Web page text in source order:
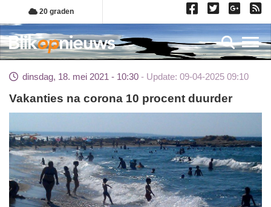
Overslaan
en
naar
de
gaan
20 graden
dinsdag, 18. mei 2021 - 10:30 Update: 09-04-2025 09:10
Vakanties na corona 10 procent duurder